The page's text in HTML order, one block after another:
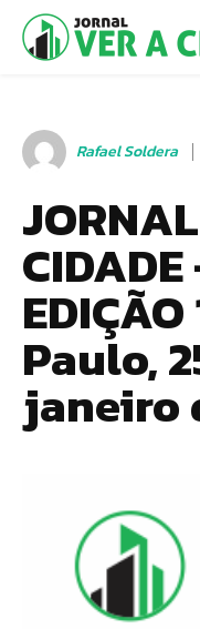
Rafael Soldera
Paulo,
janeiro